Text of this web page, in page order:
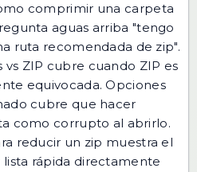
comprimir una carpeta
aguas arriba "tengo
ruta recomendada de zip".
ZIP cubre cuando ZIP es
equivocada.Opciones
cubre que hacer
como corrupto al abrirlo.
reducir un zip muestra el
rápida directamente